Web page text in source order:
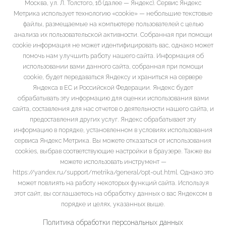
Москва, ул. Л. Толстого, 16 (далее — Яндекс). Сервис Яндекс
Метрика использует технологию «cookie» — небольшие текстовые
файлы, размещаемые на компьютере пользователей с целью
анализа их пользовательской активности. Собранная при помощи
cookie информация не может идентифицировать вас, однако может
помочь нам улучшить работу нашего сайта. Информация об
использовании вами данного сайта, собранная при помощи
cookie, будет передаваться Яндексу и храниться на сервере
Яндекса в ЕС и Российской Федерации. Яндекс будет
обрабатывать эту информацию для оценки использования вами
сайта, составления для нас отчетов о деятельности нашего сайта, и
предоставления других услуг. Яндекс обрабатывает эту
информацию в порядке, установленном в условиях использования
сервиса Яндекс Метрика. Вы можете отказаться от использования
cookies, выбрав соответствующие настройки в браузере. Также вы
можете использовать инструмент —
https://yandex.ru/support/metrika/general/opt-out.html. Однако это
может повлиять на работу некоторых функций сайта. Используя
этот сайт, вы соглашаетесь на обработку данных о вас Яндексом в
порядке и целях, указанных выше.
Политика обработки персональных данных